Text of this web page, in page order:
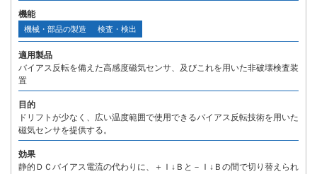
機能
機械・部品の製造 検査・検出
適用製品
バイアス反転を備えた高感度磁気センサ、及びこれを用いた非破壊検査装
置
目的
ドリフトが少なく、広い温度範囲で使用できるバイアス反転技術を用いた
磁気センサを提供する。
効果
静的ＤＣバイアス電流の代わりに、＋Ｉ↓Ｂと－Ｉ↓Ｂの間で切り替えられ